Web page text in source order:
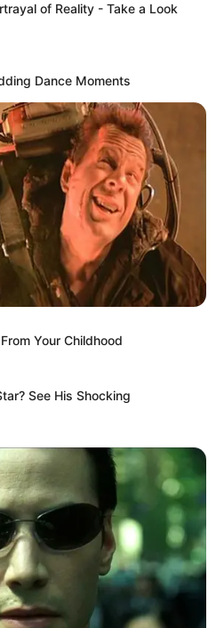
məcbur etmək
açıqladı
0
ixtisas seçən
etdi
0 0
of Reality - Take a Look
Dance Moments
Your Childhood
See His Shocking